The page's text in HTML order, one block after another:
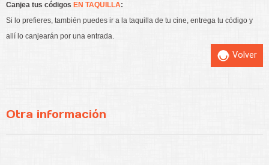
Canjea tus códigos EN TAQUILLA:
Si lo prefieres, también puedes ir a la taquilla de tu cine, entrega tu código y
allí lo canjearán por una entrada.
Volver
Otra información